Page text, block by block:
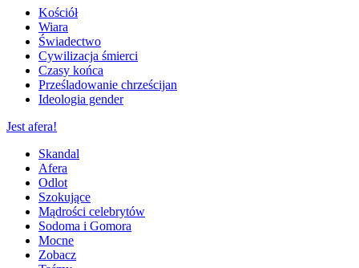
Kościół
Wiara
Świadectwo
Cywilizacja śmierci
Czasy końca
Prześladowanie chrześcijan
Ideologia gender
Jest afera!
Skandal
Afera
Odlot
Szokujące
Mądrości celebrytów
Sodoma i Gomora
Mocne
Zobacz